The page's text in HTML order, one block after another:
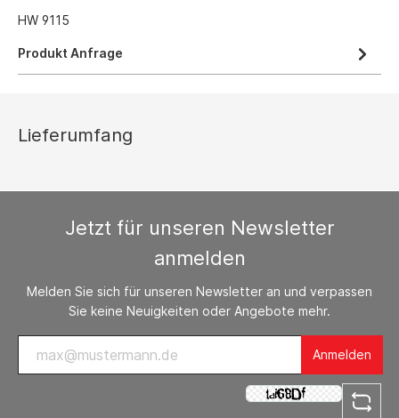
HW 9115
Produkt Anfrage
Lieferumfang
Jetzt für unseren Newsletter
anmelden
Melden Sie sich für unseren Newsletter an und verpassen
Sie keine Neuigkeiten oder Angebote mehr.
Anmelden